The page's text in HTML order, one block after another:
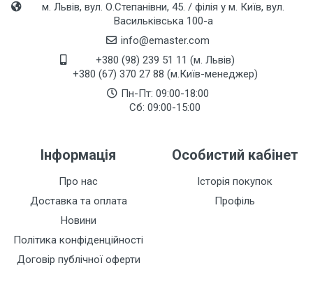
м. Львів, вул. О.Степанівни, 45. / філія у м. Київ, вул.
Васильківська 100-а
info@emaster.com
+380 (98) 239 51 11 (м. Львів)
+380 (67) 370 27 88 (м.Київ-менеджер)
Пн-Пт: 09:00-18:00
Сб: 09:00-15:00
Інформація
Про нас
Доставка та оплата
Новини
Політика конфіденційності
Договір публічної оферти
Особистий кабінет
Історія покупок
Профіль